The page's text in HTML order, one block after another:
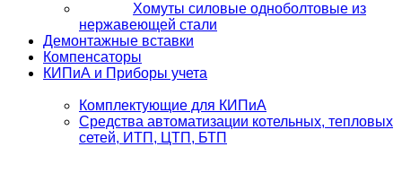
Хомуты силовые одноболтовые из
нержавеющей стали
Демонтажные вставки
Компенсаторы
КИПиА и Приборы учета
Комплектующие для КИПиА
Средства автоматизации котельных, тепловых
сетей, ИТП, ЦТП, БТП